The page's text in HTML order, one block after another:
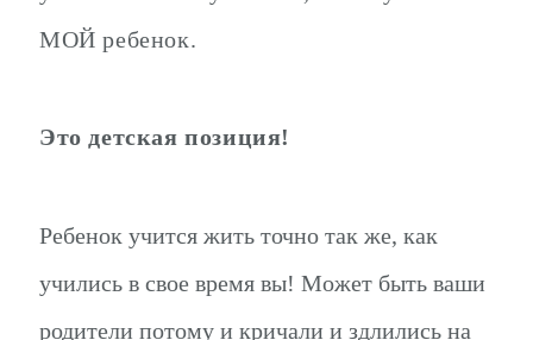
МОЙ ребенок.
Это детская позиция!
Ребенок учится жить точно так же, как
учились в свое время вы! Может быть ваши
родители потому и кричали и здлились на